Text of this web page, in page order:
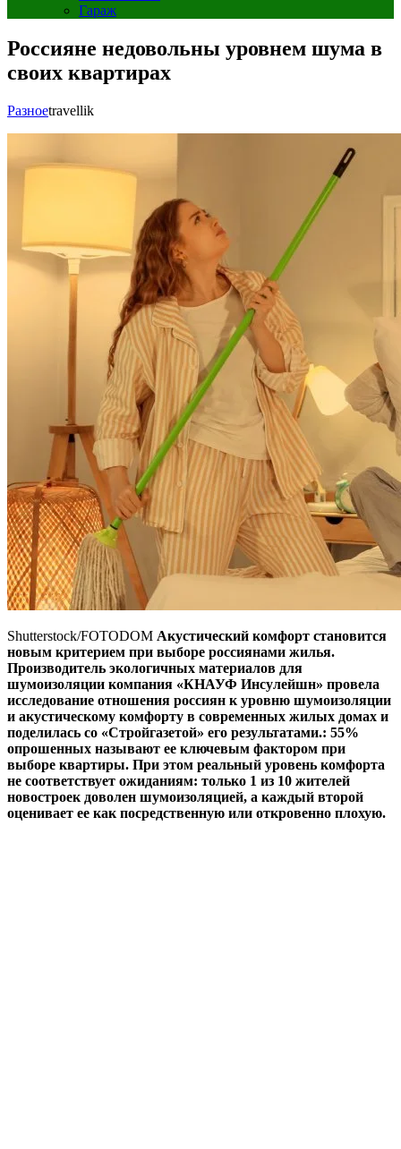
Гараж
Россияне недовольны уровнем шума в
своих квартирах
Разноеtravellik
Shutterstock/FOTODOM Акустический комфорт становится
новым критерием при выборе россиянами жилья.
Производитель экологичных материалов для
шумоизоляции компания «КНАУФ Инсулейшн» провела
исследование отношения россиян к уровню шумоизоляции
и акустическому комфорту в современных жилых домах и
поделилась со «Стройгазетой» его результатами.: 55%
опрошенных называют ее ключевым фактором при
выборе квартиры. При этом реальный уровень комфорта
не соответствует ожиданиям: только 1 из 10 жителей
новостроек доволен шумоизоляцией, а каждый второй
оценивает ее как посредственную или откровенно плохую.